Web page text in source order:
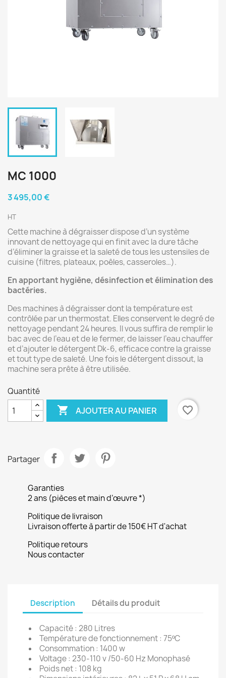
MC 1000
3 495,00 €
HT
Cette machine à dégraisser dispose d’un système
innovant de nettoyage qui en finit avec la dure tâche
d’éliminer la graisse et la saleté de tous les ustensiles de
cuisine (filtres, plateaux, poêles, casseroles…).
En apportant hygiène, désinfection et élimination des
bactéries.
Des machines à dégraisser dont la température est
contrôlée par un thermostat. Elles conservent le degré de
nettoyage pendant 24 heures. Il vous suffira de remplir le
bac avec de l’eau et de le fermer, de laisser l’eau chauffer
et d’ajouter le détergent Dk-6, efficace contre la graisse
et tout type de saleté. Une fois le détergent dissout, la
machine sera prête à être utilisée.
Quantité
 AJOUTER AU PANIER favorite_border
Partager
Garanties
2 ans (pièces et main d’œuvre *)
Politique de livraison
Livraison offerte à partir de 150€ HT d'achat
Politique retours
Nous contacter
Description Détails du produit
Capacité : 280 Litres
Température de fonctionnement : 75ºC
Consommation : 1400 w
Voltage : 230-110 v /50-60 Hz Monophasé
Poids net : 108 kg